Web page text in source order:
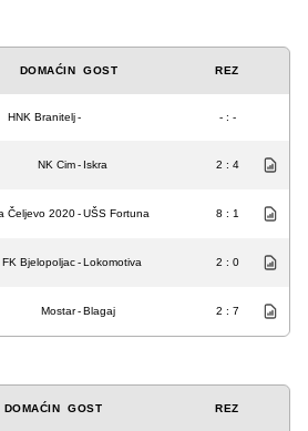
DOMAĆIN GOST REZ
HNK Branitelj- - : -
NK Cim- Iskra 2 : 4
Čeljevo 2020-UŠS Fortuna 8 : 1
FK Bjelopoljac-Lokomotiva 2 : 0
Mostar-Blagaj 2 : 7
DOMAĆIN GOST REZ